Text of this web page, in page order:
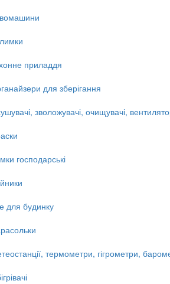
приладдя
для зберігання
зволожувачі, очищувачі,
господарські
для будинку
термометри, гігрометри,